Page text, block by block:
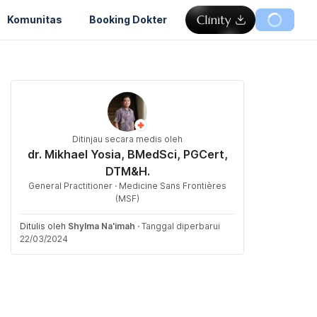
Komunitas Booking Dokter
Ditinjau secara medis oleh
dr. Mikhael Yosia, BMedSci, PGCert,
DTM&H.
General Practitioner · Medicine Sans Frontières
(MSF)
Ditulis oleh Shylma Na'imah · Tanggal diperbarui
22/03/2024